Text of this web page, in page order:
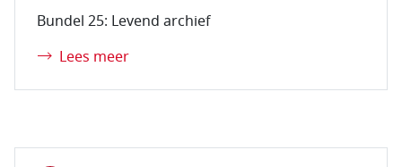
Bundel 25: Levend archief
Lees meer